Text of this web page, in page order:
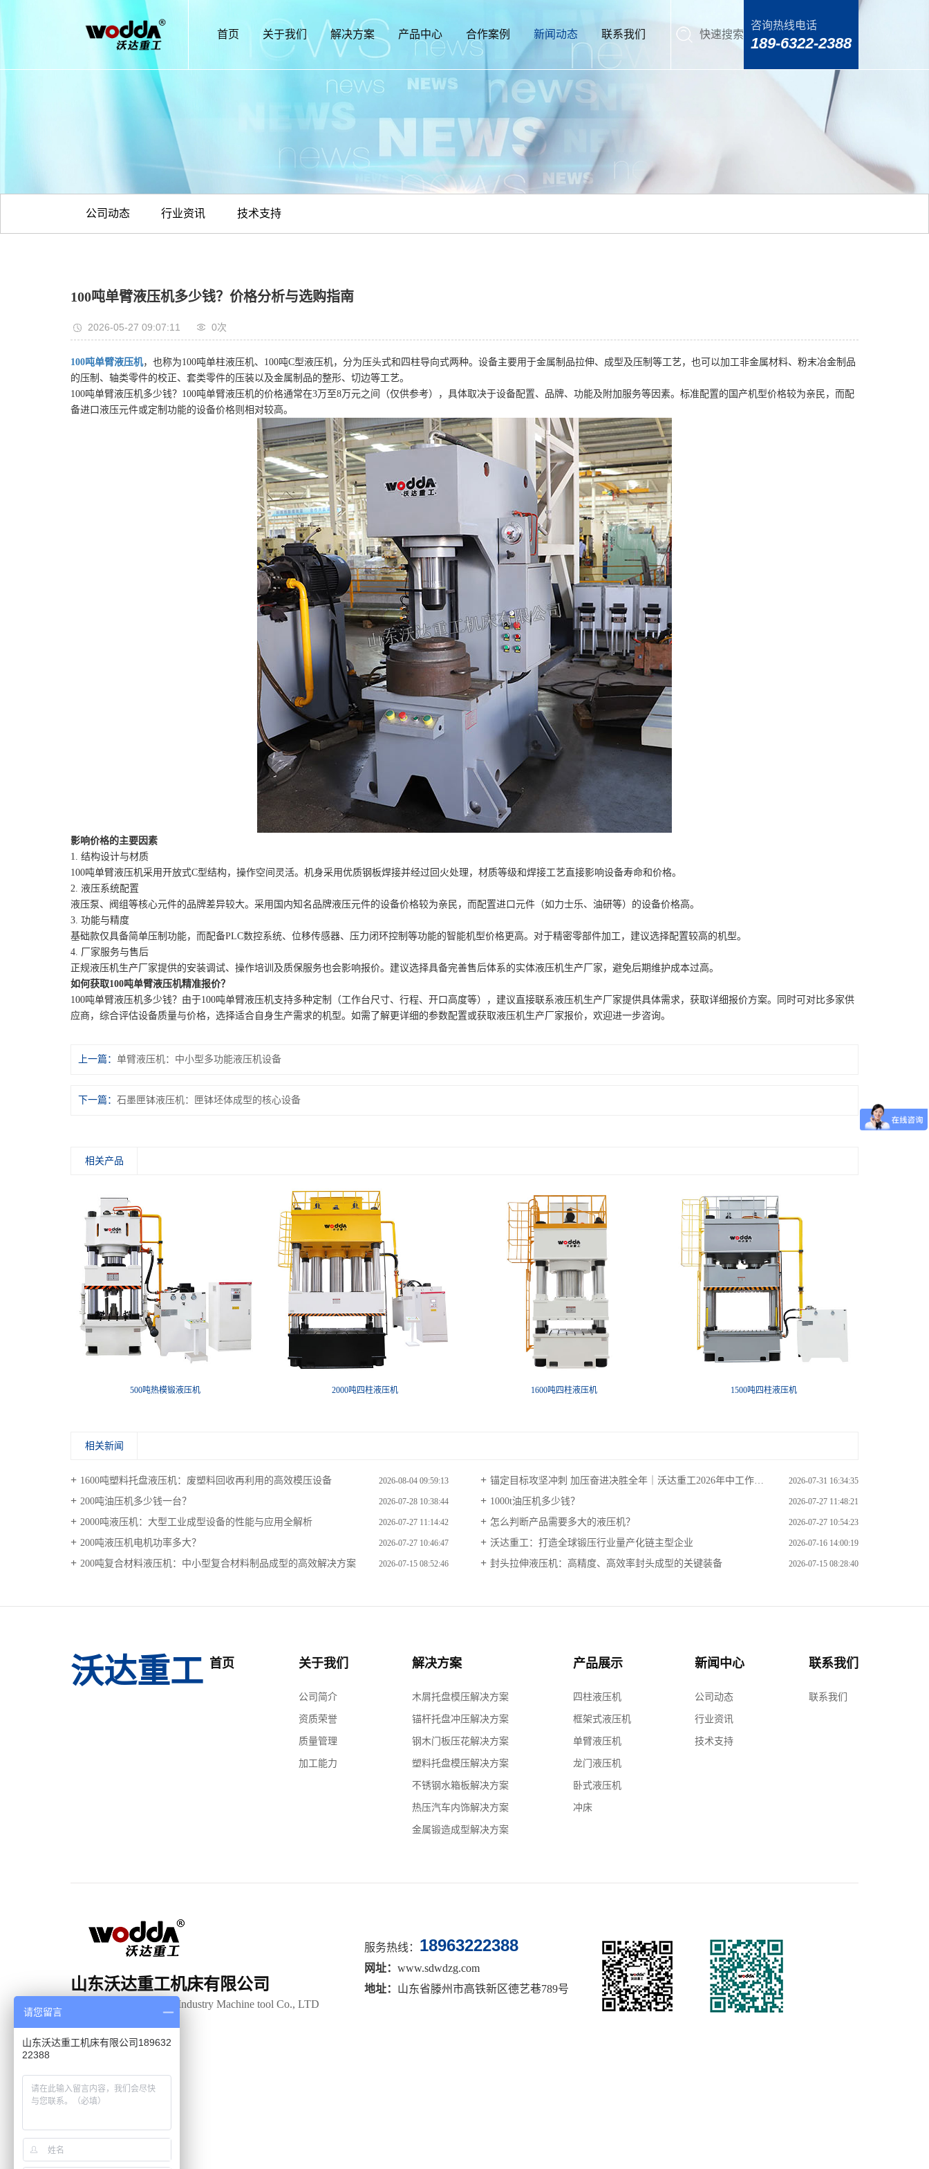
首页 关于我们 解决方案 产品中心 合作案例 新闻动态 联系我们 快速搜索
咨询热线电话
189-6322-2388
公司动态 行业资讯 技术支持
100吨单臂液压机多少钱？价格分析与选购指南
2026-05-27 09:07:11 0次
100吨单臂液压机，也称为100吨单柱液压机、100吨C型液压机，分为压头式和四柱导向式两种。设备主要用于金属制品拉伸、成型及压制等工艺，也可以加工非金属材料、粉末冶金制品
的压制、轴类零件的校正、套类零件的压装以及金属制品的整形、切边等工艺。
100吨单臂液压机多少钱？100吨单臂液压机的价格通常在3万至8万元之间（仅供参考），具体取决于设备配置、品牌、功能及附加服务等因素。标准配置的国产机型价格较为亲民，而配
备进口液压元件或定制功能的设备价格则相对较高。
影响价格的主要因素
1. 结构设计与材质
100吨单臂液压机采用开放式C型结构，操作空间灵活。机身采用优质钢板焊接并经过回火处理，材质等级和焊接工艺直接影响设备寿命和价格。
2. 液压系统配置
液压泵、阀组等核心元件的品牌差异较大。采用国内知名品牌液压元件的设备价格较为亲民，而配置进口元件（如力士乐、油研等）的设备价格高。
3. 功能与精度
基础款仅具备简单压制功能，而配备PLC数控系统、位移传感器、压力闭环控制等功能的智能机型价格更高。对于精密零部件加工，建议选择配置较高的机型。
4. 厂家服务与售后
正规液压机生产厂家提供的安装调试、操作培训及质保服务也会影响报价。建议选择具备完善售后体系的实体液压机生产厂家，避免后期维护成本过高。
如何获取100吨单臂液压机精准报价？
100吨单臂液压机多少钱？由于100吨单臂液压机支持多种定制（工作台尺寸、行程、开口高度等），建议直接联系液压机生产厂家提供具体需求，获取详细报价方案。同时可对比多家供
应商，综合评估设备质量与价格，选择适合自身生产需求的机型。如需了解更详细的参数配置或获取液压机生产厂家报价，欢迎进一步咨询。
上一篇： 单臂液压机：中小型多功能液压机设备
下一篇： 石墨匣钵液压机：匣钵坯体成型的核心设备
相关产品
500吨热模锻液压机 2000吨四柱液压机 1600吨四柱液压机 1500吨四柱液压机
相关新闻
1600吨塑料托盘液压机：废塑料回收再利用的高效模压设备 2026-08-04 09:59:13 锚定目标攻坚冲刺 加压奋进决胜全年｜沃达重工2026年中工作会议 2026-07-31 16:34:35
200吨油压机多少钱一台？ 2026-07-28 10:38:44 1000t油压机多少钱？ 2026-07-27 11:48:21
2000吨液压机：大型工业成型设备的性能与应用全解析 2026-07-27 11:14:42 怎么判断产品需要多大的液压机？ 2026-07-27 10:54:23
200吨液压机电机功率多大？ 2026-07-27 10:46:47 沃达重工：打造全球锻压行业量产化链主型企业 2026-07-16 14:00:19
200吨复合材料液压机：中小型复合材料制品成型的高效解决方案 2026-07-15 08:52:46 封头拉伸液压机：高精度、高效率封头成型的关键装备 2026-07-15 08:28:40
沃达重工 首页 关于我们
公司简介
资质荣誉
质量管理
加工能力
解决方案
木屑托盘模压解决方案
锚杆托盘冲压解决方案
钢木门板压花解决方案
塑料托盘模压解决方案
不锈钢水箱板解决方案
热压汽车内饰解决方案
金属锻造成型解决方案
产品展示
四柱液压机
框架式液压机
单臂液压机
龙门液压机
卧式液压机
冲床
新闻中心
公司动态
行业资讯
技术支持
联系我们
联系我们
山东沃达重工机床有限公司
Shandong Woda Heavy Industry Machine tool Co., LTD
服务热线： 18963222388
网址： www.sdwdzg.com
地址： 山东省滕州市高铁新区德艺巷789号
请您留言
山东沃达重工机床有限公司189632
22388